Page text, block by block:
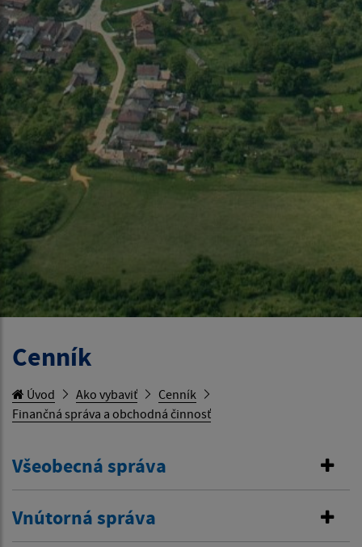
Cenník
Úvod Ako vybaviť
Cenník
Finančná správa a obchodná činnosť
Všeobecná správa
Vnútorná správa